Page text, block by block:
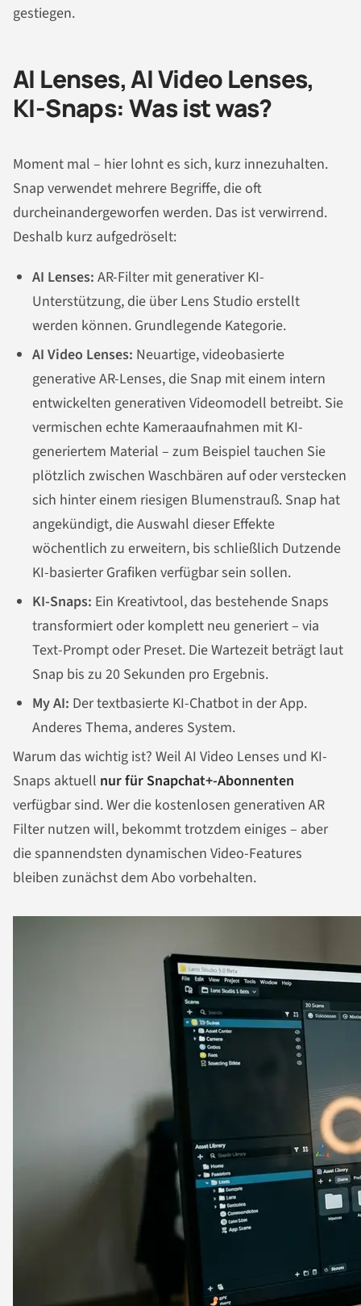
gestiegen.
AI Lenses, AI Video Lenses,
KI-Snaps: Was ist was?
Moment mal – hier lohnt es sich, kurz innezuhalten.
Snap verwendet mehrere Begriffe, die oft
durcheinandergeworfen werden. Das ist verwirrend.
Deshalb kurz aufgedröselt:
AI Lenses: AR-Filter mit generativer KI-
Unterstützung, die über Lens Studio erstellt
werden können. Grundlegende Kategorie.
AI Video Lenses: Neuartige, videobasierte
generative AR-Lenses, die Snap mit einem intern
entwickelten generativen Videomodell betreibt. Sie
vermischen echte Kameraaufnahmen mit KI-
generiertem Material – zum Beispiel tauchen Sie
plötzlich zwischen Waschbären auf oder verstecken
sich hinter einem riesigen Blumenstrauß. Snap hat
angekündigt, die Auswahl dieser Effekte
wöchentlich zu erweitern, bis schließlich Dutzende
KI-basierter Grafiken verfügbar sein sollen.
KI-Snaps: Ein Kreativtool, das bestehende Snaps
transformiert oder komplett neu generiert – via
Text-Prompt oder Preset. Die Wartezeit beträgt laut
Snap bis zu 20 Sekunden pro Ergebnis.
My AI: Der textbasierte KI-Chatbot in der App.
Anderes Thema, anderes System.
Warum das wichtig ist? Weil AI Video Lenses und KI-
Snaps aktuell nur für Snapchat+-Abonnenten
verfügbar sind. Wer die kostenlosen generativen AR
Filter nutzen will, bekommt trotzdem einiges – aber
die spannendsten dynamischen Video-Features
bleiben zunächst dem Abo vorbehalten.